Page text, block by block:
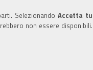
SelezionandoAccetta
non essere